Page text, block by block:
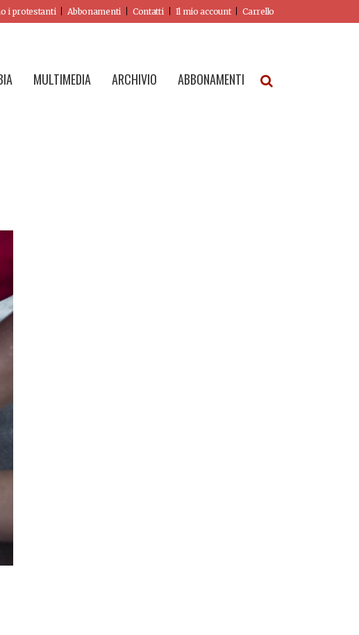
i protestanti Abbonamenti Contatti Il mio account Carrello
MULTIMEDIA ARCHIVIO ABBONAMENTI